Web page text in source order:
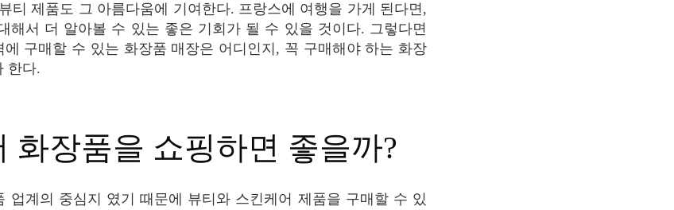
티 제품도 그 아름다움에 기여한다. 프랑스에 여행을 가게 된다면,
해서 더 알아볼 수 있는 좋은 기회가 될 수 있을 것이다. 그렇다면
에 구매할 수 있는 화장품 매장은 어디인지, 꼭 구매해야 하는 화장
한다.
화장품을 쇼핑하면 좋을까?